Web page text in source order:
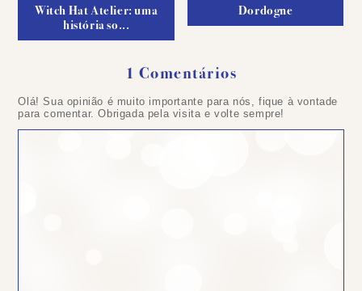
Witch Hat Atelier: uma
história so...
Dordogne
1 Comentários
Olá! Sua opinião é muito importante para nós, fique à vontade
para comentar. Obrigada pela visita e volte sempre!